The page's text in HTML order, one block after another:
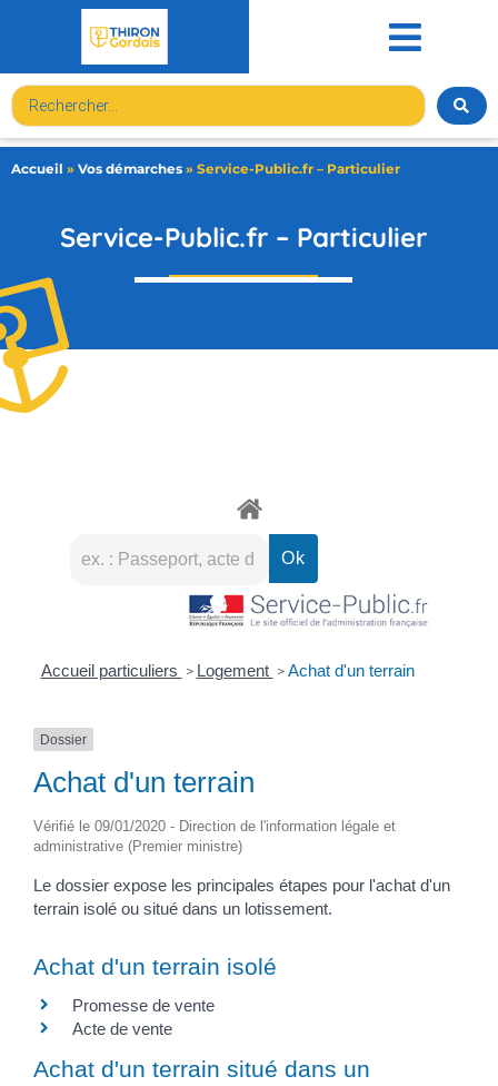
Accueil » Vos démarches » Service-Public.fr – Particulier
Service-Public.fr – Particulier
Accueil particuliers > Logement > Achat d'un terrain
Dossier
Achat d'un terrain
Vérifié le 09/01/2020 - Direction de l'information légale et
administrative (Premier ministre)
Le dossier expose les principales étapes pour l'achat d'un
terrain isolé ou situé dans un lotissement.
Achat d'un terrain isolé
Promesse de vente
Acte de vente
Achat d'un terrain situé dans un